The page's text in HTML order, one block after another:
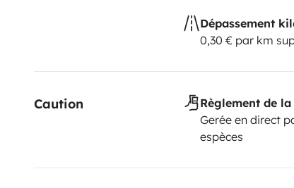
Dépassement
0,30 € par km
Caution
Règlement de
Gerée en direct
espèces